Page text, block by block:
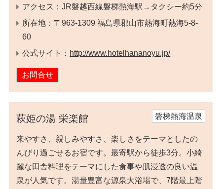
アクセス：JR磐越西線磐梯熱海駅→タクシー約5分
所在地：〒963-1309 福島県郡山市熱海町熱海5-8-
60
公式サイト： http://www.hotelhananoyu.jp/
お問合せ
萩姫の湯 栄楽館 磐梯熱海温泉
来やすさ、親しみやすさ、楽しさをテーマとしたの
んびり過ごせるお宿です。最寄駅から徒歩3分。小綺
麗な田舎料理をテーマにした食事や肌浸透の良い温
泉が人気です。湯量豊富な源泉大浴場で、7階最上階